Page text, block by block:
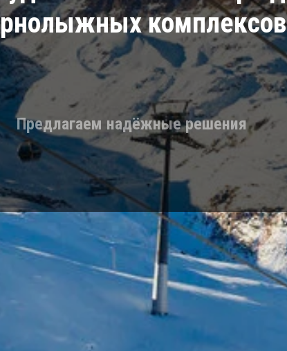
комплексов
Предлагаем надёжные решения